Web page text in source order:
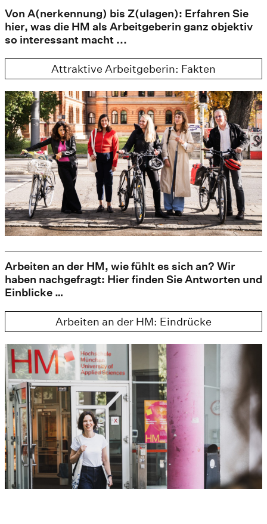
Von A(nerkennung) bis Z(ulagen): Erfahren Sie
hier, was die HM als Arbeitgeberin ganz objektiv
so interessant macht ...
Attraktive Arbeitgeberin: Fakten
Arbeiten an der HM, wie fühlt es sich an? Wir
haben nachgefragt: Hier finden Sie Antworten und
Einblicke …
Arbeiten an der HM: Eindrücke